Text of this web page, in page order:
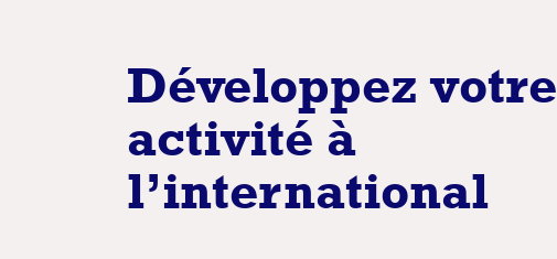
Développez votre
activité à
l’international